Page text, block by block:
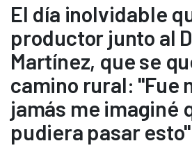
El día inolvidable
productor junto al
Martínez, que se
camino rural: "Fue
jamás me imaginé
pudiera pasar esto"